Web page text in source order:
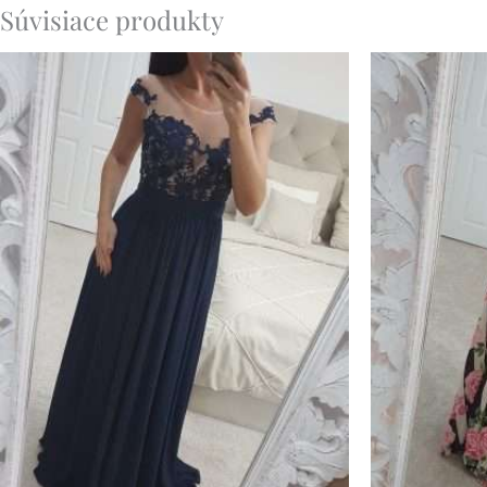
Súvisiace produkty
cena
bola:
59.90€.